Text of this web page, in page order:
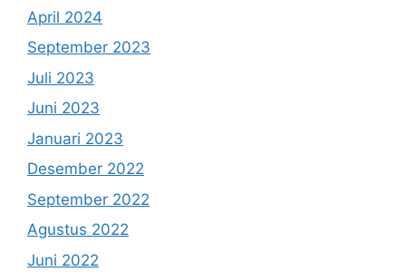
April 2024
September 2023
Juli 2023
Juni 2023
Januari 2023
Desember 2022
September 2022
Agustus 2022
Juni 2022